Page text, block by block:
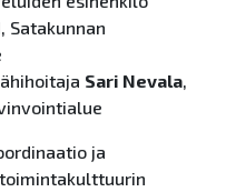
, Satakunnan
Sari Nevala
ja